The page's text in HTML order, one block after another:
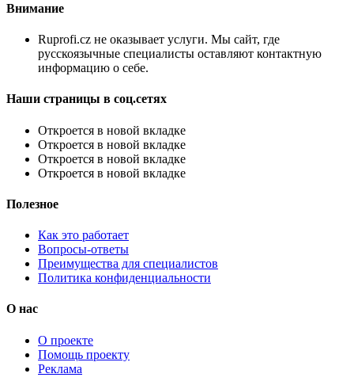
Внимание
Ruprofi.cz не оказывает услуги. Мы сайт, где
русскоязычные специалисты оставляют контактную
информацию о себе.
Наши страницы в соц.сетях
Откроется в новой вкладке
Откроется в новой вкладке
Откроется в новой вкладке
Откроется в новой вкладке
Полезное
Как это работает
Вопросы-ответы
Преимущества для специалистов
Политика конфиденциальности
О нас
О проекте
Помощь проекту
Реклама